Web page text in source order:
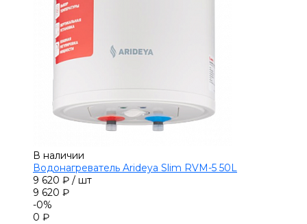
В наличии
Водонагреватель Arideya Slim RVM-5 50L
9 620 ₽ / шт
9 620 ₽
-0%
0 ₽